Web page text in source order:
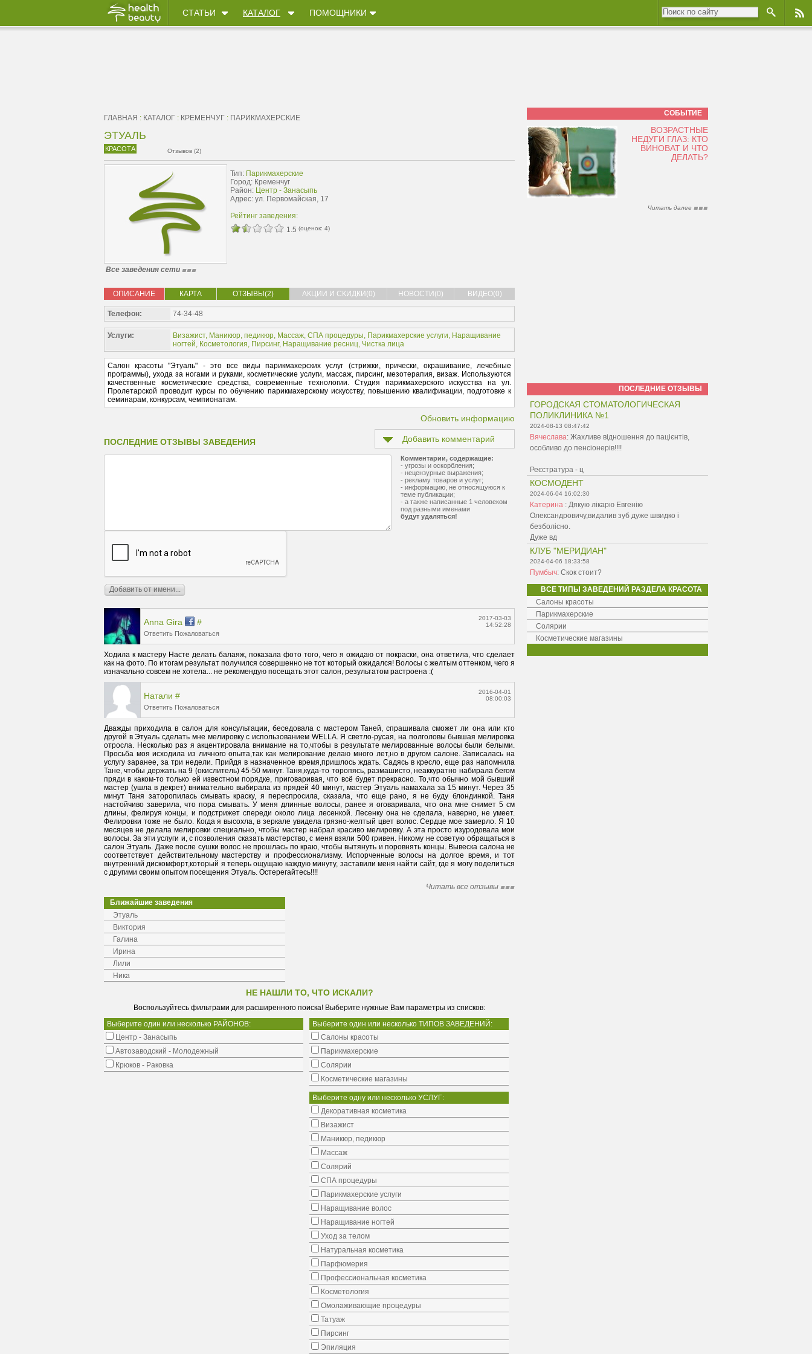
СТАТЬИ КАТАЛОГ ПОМОЩНИКИ
ГЛАВНАЯ : КАТАЛОГ : КРЕМЕНЧУГ : ПАРИКМАХЕРСКИЕ
ЭТУАЛЬ
КРАСОТА Отзывов (2)
Тип: Парикмахерские
Город: Кременчуг
Район: Центр - Занасыпь
Адрес: ул. Первомайская, 17
Рейтинг заведения:
1.5 (оценок: 4)
Все заведения сети
ОПИСАНИЕ КАРТА ОТЗЫВЫ(2) АКЦИИ И СКИДКИ(0) НОВОСТИ(0) ВИДЕО(0)
Телефон: 74-34-48
Услуги: Визажист, Маникюр, педикюр, Массаж, СПА процедуры, Парикмахерские услуги, Наращивание
ногтей, Косметология, Пирсинг, Наращивание ресниц, Чистка лица
Салон красоты "Этуаль" - это все виды парикмахерских услуг (стрижки, прически, окрашивание, лечебные
программы), ухода за ногами и руками, косметические услуги, массаж, пирсинг, мезотерапия, визаж. Используются
качественные косметические средства, современные технологии. Студия парикмахерского искусства на ул.
Пролетарской проводит курсы по обучению парикмахерскому искусству, повышению квалификации, подготовке к
семинарам, конкурсам, чемпионатам.
Обновить информацию
ПОСЛЕДНИЕ ОТЗЫВЫ ЗАВЕДЕНИЯ Добавить комментарий
Комментарии, содержащие:
- угрозы и оскорбления;
- нецензурные выражения;
- рекламу товаров и услуг;
- информацию, не относящуюся к
теме публикации;
- а также написанные 1 человеком
под разными именами
будут удаляться!
Anna Gira #
Ответить Пожаловаться
2017-03-03
14:52:28
Ходила к мастеру Насте делать балаяж, показала фото того, чего я ожидаю от покраски, она ответила, что сделает
как на фото. По итогам результат получился совершенно не тот который ожидался! Волосы с желтым оттенком, чего я
изначально совсем не хотела... не рекомендую посещать этот салон, результатом растроена :(
Натали #
Ответить Пожаловаться
2016-04-01
08:00:03
Дважды приходила в салон для консультации, беседовала с мастером Таней, спрашивала сможет ли она или кто
другой в Этуаль сделать мне мелировку с использованием WELLA. Я светло-русая, на полголовы бывшая мелировка
отросла. Несколько раз я акцентировала внимание на то,чтобы в результате мелированные волосы были белыми.
Просьба моя исходила из личного опыта,так как мелирование делаю много лет,но в другом салоне. Записалась на
услугу заранее, за три недели. Прийдя в назначенное время,пришлось ждать. Садясь в кресло, еще раз напомнила
Тане, чтобы держать на 9 (окислитель) 45-50 минут. Таня,куда-то торопясь, размашисто, неаккуратно набирала бегом
пряди в каком-то только ей известном порядке, приговаривая, что всё будет прекрасно. То,что обычно мой бывший
мастер (ушла в декрет) внимательно выбирала из прядей 40 минут, мастер Этуаль намахала за 15 минут. Через 35
минут Таня заторопилась смывать краску, я переспросила, сказала, что еще рано, я не буду блондинкой. Таня
настойчиво заверила, что пора смывать. У меня длинные волосы, ранее я оговаривала, что она мне снимет 5 см
длины, фелируя концы, и подстрижет спереди около лица лесенкой. Лесенку она не сделала, наверно, не умеет.
Фелировки тоже не было. Когда я высохла, в зеркале увидела грязно-желтый цвет волос. Сердце мое замерло. Я 10
месяцев не делала мелировки специально, чтобы мастер набрал красиво мелировку. А эта просто изуродовала мои
волосы. За эти услуги и, с позволения сказать мастерство, с меня взяли 500 гривен. Никому не советую обращаться в
салон Этуаль. Даже после сушки волос не прошлась по краю, чтобы вытянуть и поровнять концы. Вывеска салона не
соответствует действительному мастерству и профессионализму. Испорченные волосы на долгое время, и тот
внутренний дискомфорт,который я теперь ощущаю каждую минуту, заставили меня найти сайт, где я могу поделиться
с другими своим опытом посещения Этуаль. Остерегайтесь!!!!
Читать все отзывы
Ближайшие заведения
Этуаль
Виктория
Галина
Ирина
Лили
Ника
НЕ НАШЛИ ТО, ЧТО ИСКАЛИ?
Воспользуйтесь фильтрами для расширенного поиска! Выберите нужные Вам параметры из списков:
Выберите один или несколько РАЙОНОВ:
Центр - Занасыпь
Автозаводский - Молодежный
Крюков - Раковка
Выберите один или несколько ТИПОВ ЗАВЕДЕНИЙ:
Салоны красоты
Парикмахерские
Солярии
Косметические магазины
Выберите одну или несколько УСЛУГ:
Декоративная косметика
Визажист
Маникюр, педикюр
Массаж
Солярий
СПА процедуры
Парикмахерские услуги
Наращивание волос
Наращивание ногтей
Уход за телом
Натуральная косметика
Парфюмерия
Профессиональная косметика
Косметология
Омолаживающие процедуры
Татуаж
Пирсинг
Эпиляция
СОБЫТИЕ
ВОЗРАСТНЫЕ
НЕДУГИ ГЛАЗ: КТО
ВИНОВАТ И ЧТО
ДЕЛАТЬ?
Читать далее
ПОСЛЕДНИЕ ОТЗЫВЫ
ГОРОДСКАЯ СТОМАТОЛОГИЧЕСКАЯ
ПОЛИКЛИНИКА №1
2024-08-13 08:47:42
Вячеслава: Жахливе відношення до пацієнтів,
особливо до пенсіонерів!!!!
Реєстратура - ц
КОСМОДЕНТ
2024-06-04 16:02:30
Катерина : Дякую лікарю Евгенію
Олександровичу,видалив зуб дуже швидко і
безболісно.
Дуже вд
КЛУБ "МЕРИДИАН"
2024-04-06 18:33:58
Пумбыч: Скок стоит?
ВСЕ ТИПЫ ЗАВЕДЕНИЙ РАЗДЕЛА КРАСОТА
Салоны красоты
Парикмахерские
Солярии
Косметические магазины